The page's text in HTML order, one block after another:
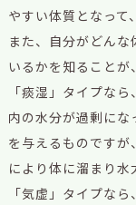
やすい体質となって
また、自分がどん
いるかを知ることが
「痰湿」タイプな
内の水分が過剰にな
を与えるものです
により体に溜まり水
「気虚」タイプな